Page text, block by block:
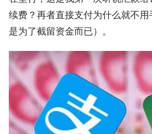
续费？再者直接支付为什么就不
是为了截留资金而已）。